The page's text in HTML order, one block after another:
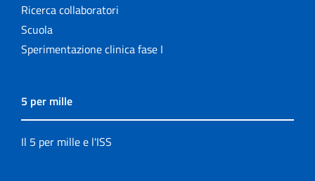
Ricerca collaboratori
Scuola
Sperimentazione clinica fase I
5 per mille
Il 5 per mille e l'ISS